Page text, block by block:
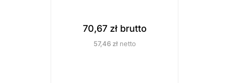
70,67 złbrutto
57,46 złnetto